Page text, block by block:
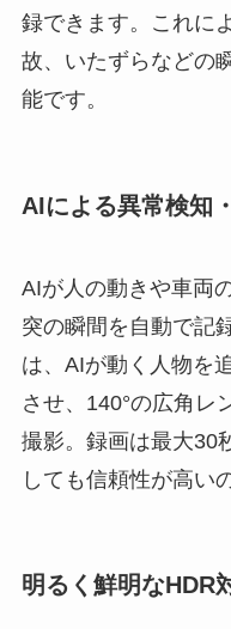
録できます。これに
故、いたずらなどの
能です。
AIによる異常検知
AIが人の動きや車両
突の瞬間を自動で記
は、AIが動く人物を
させ、140°の広角レ
撮影。録画は最大30
しても信頼性が高い
明るく鮮明なHDR